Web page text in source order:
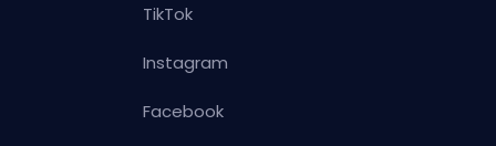
TikTok
Instagram
Facebook